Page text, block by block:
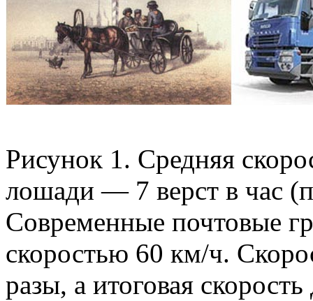
Рисунок 1. Средняя
лошади — 7 верст в час
Современные почтовые
скоростью 60 км/ч.
разы, а итоговая